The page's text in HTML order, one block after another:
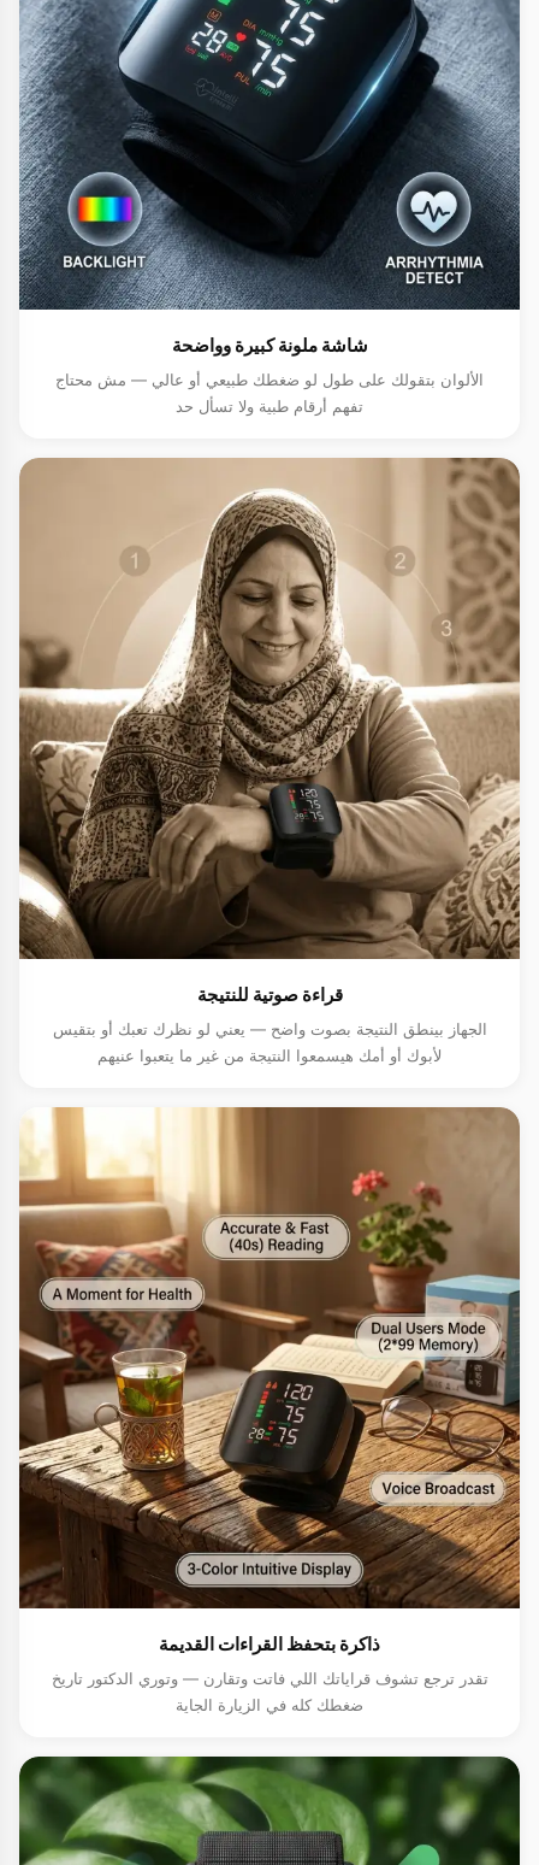
شاشة ملونة كبيرة وواضحة
الألوان بتقولك على طول لو ضغطك طبيعي أو عالي — مش محتاج
تفهم أرقام طبية ولا تسأل حد
قراءة صوتية للنتيجة
الجهاز بينطق النتيجة بصوت واضح — يعني لو نظرك تعبك أو بتقيس
لأبوك أو أمك هيسمعوا النتيجة من غير ما يتعبوا عنيهم
ذاكرة بتحفظ القراءات القديمة
تقدر ترجع تشوف قراياتك اللي فاتت وتقارن — وتوري الدكتور تاريخ
ضغطك كله في الزيارة الجاية